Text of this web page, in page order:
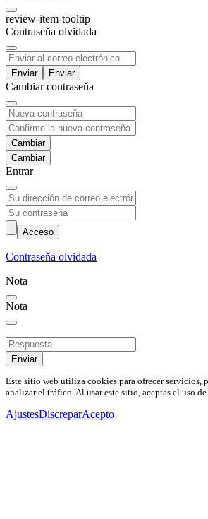
review-item-tooltip
Contraseňa olvidada
Enviar
Cambiar contraseňa
Cambiar
Entrar
Acceso
Contraseňa olvidada
Nota
Nota
Enviar
Este sitio web utiliza cookies para ofrecer servicios,
analizar el tráfico. Al usar este sitio, aceptas el uso
AjustesDiscreparAcepto